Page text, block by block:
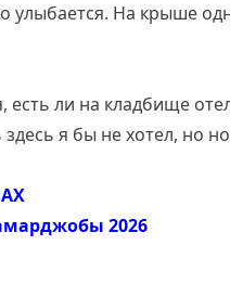
На крыше
ли на кладбище
я бы не хотел, но
2026